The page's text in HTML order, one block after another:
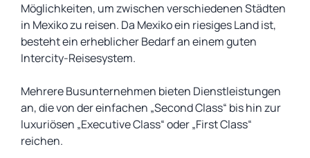
Möglichkeiten, um zwischen verschiedenen Städten
in Mexiko zu reisen. Da Mexiko ein riesiges Land ist,
besteht ein erheblicher Bedarf an einem guten
Intercity-Reisesystem.
Mehrere Busunternehmen bieten Dienstleistungen
an, die von der einfachen „Second Class“ bis hin zur
luxuriösen „Executive Class“ oder „First Class“
reichen.